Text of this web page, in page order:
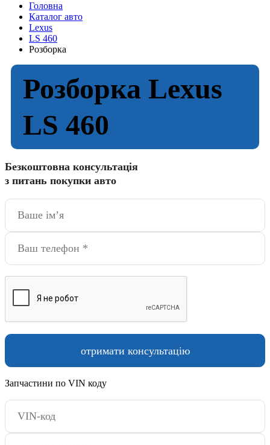
Головна
Каталог авто
Lexus
LS 460
Розборка
Розборка Lexus
LS 460
Безкоштовна консультація
з питань покупки авто
Запчастини по VIN коду